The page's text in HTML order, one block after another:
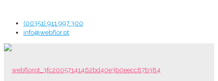
(00351) 911 997 300
info@webflor.pt